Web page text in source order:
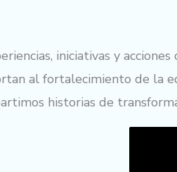
iniciativas y
al fortalecimiento de la
historias de